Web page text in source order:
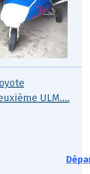
ULM....